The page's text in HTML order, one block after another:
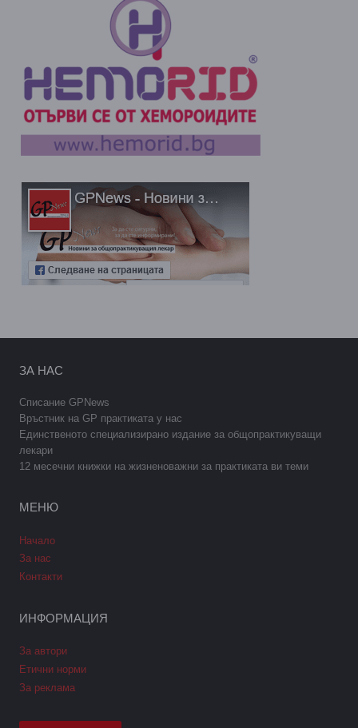
ЗА НАС
Списание GPNews
Връстник на GP практиката у нас
Единственото специализирано издание за общопрактикуващи
лекари
12 месечни книжки на жизненоважни за практиката ви теми
МЕНЮ
Начало
За нас
Контакти
ИНФОРМАЦИЯ
За автори
Етични норми
За реклама